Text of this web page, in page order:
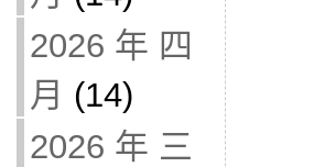
2026 年 四
月 (14)
2026 年 三